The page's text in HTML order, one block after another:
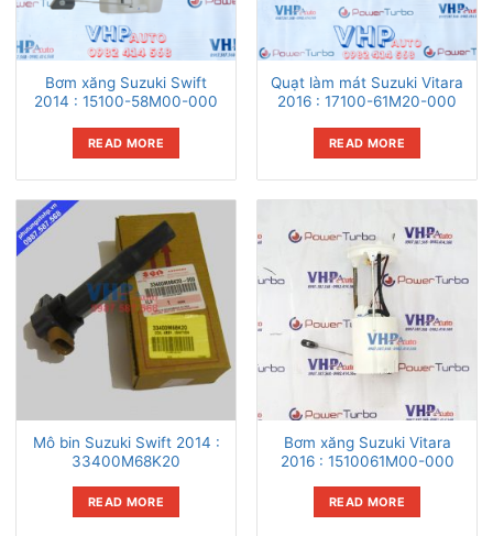
Bơm xăng Suzuki Swift
2014 : 15100-58M00-000
READ MORE
Quạt làm mát Suzuki Vitara
2016 : 17100-61M20-000
READ MORE
Mô bin Suzuki Swift 2014 :
33400M68K20
READ MORE
Bơm xăng Suzuki Vitara
2016 : 1510061M00-000
READ MORE